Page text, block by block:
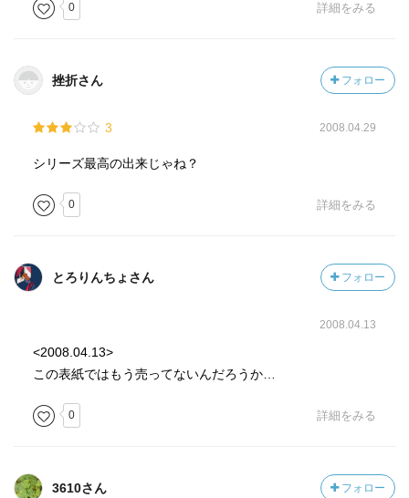
0 詳細をみる
挫折さん フォロー
3 2008.04.29
シリーズ最高の出来じゃね？
0 詳細をみる
とろりんちょさん フォロー
2008.04.13
<2008.04.13>
この表紙ではもう売ってないんだろうか…
0 詳細をみる
3610さん フォロー